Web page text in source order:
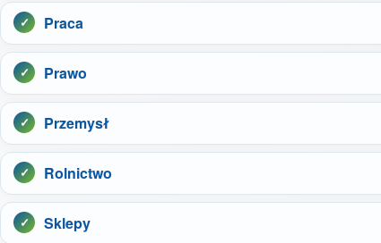
Praca
Prawo
Przemysł
Rolnictwo
Sklepy